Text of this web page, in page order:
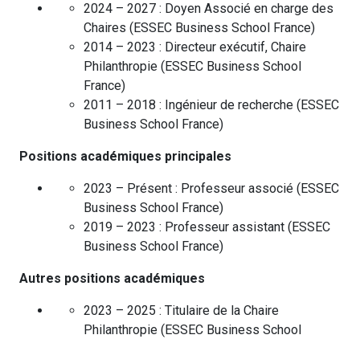
2024 – 2027 : Doyen Associé en charge des
Chaires ( ESSEC Business School France)
2014 – 2023 : Directeur exécutif, Chaire
Philanthropie ( ESSEC Business School
France)
2011 – 2018 : Ingénieur de recherche ( ESSEC
Business School France)
Positions académiques principales
2023 – Présent : Professeur associé ( ESSEC
Business School France)
2019 – 2023 : Professeur assistant ( ESSEC
Business School France)
Autres positions académiques
2023 – 2025 : Titulaire de la Chaire
Philanthropie ( ESSEC Business School